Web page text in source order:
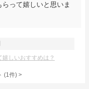
って嬉しいと思いま
しいおすすめは？
(1件) >